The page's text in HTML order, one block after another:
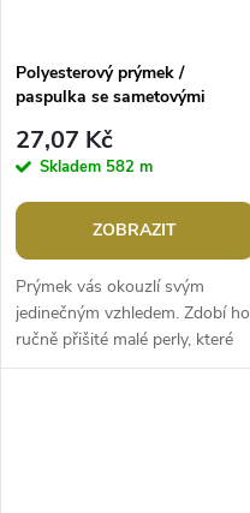
Polyesterový prýmek /
paspulka se sametovými
27,07 Kč
Skladem 582 m
ZOBRAZIT
Prýmek vás okouzlí svým
jedinečným vzhledem. Zdobí ho
ručně přišité malé perly, které
jsou pokryté sametem.